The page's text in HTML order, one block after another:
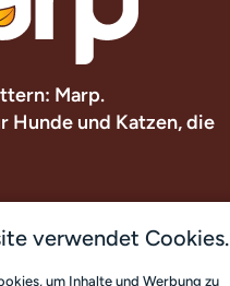
Marp.
Hunde und Katzen, die
verwendet Cookies.
um Inhalte und Werbung zu